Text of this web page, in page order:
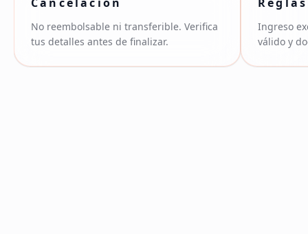
No reembolsable ni transferible. Verifica
tus detalles antes de finalizar.
Ingreso
válido y